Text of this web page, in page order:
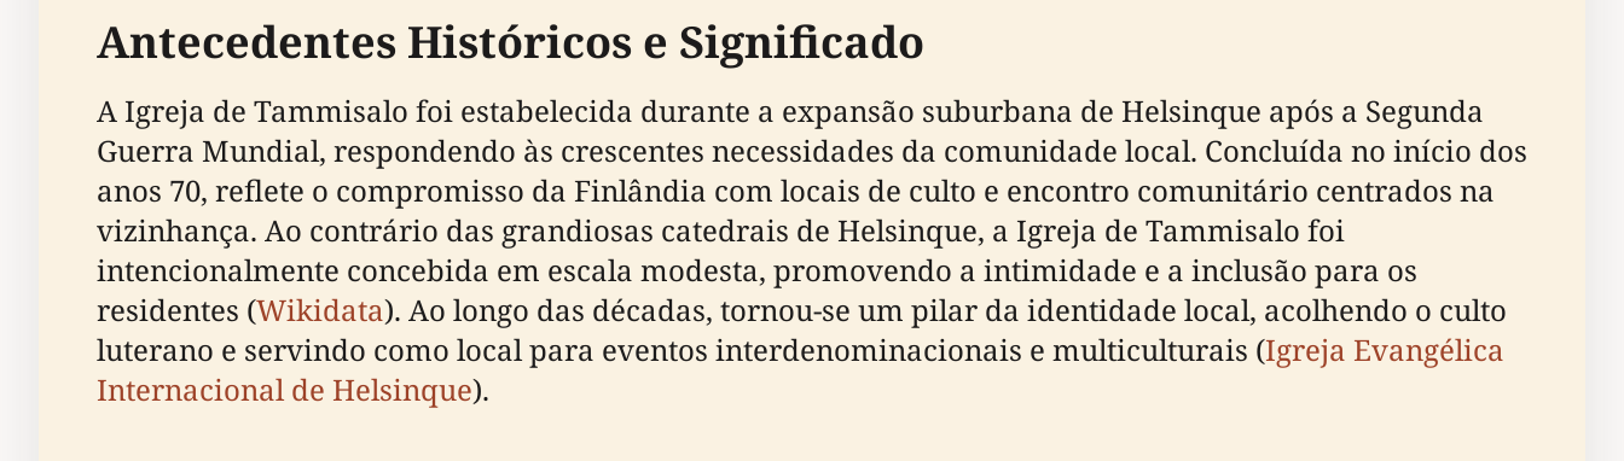
Antecedentes Históricos e Significado
A Igreja de Tammisalo foi estabelecida durante a expansão suburbana de Helsinque após a Segunda
Guerra Mundial, respondendo às crescentes necessidades da comunidade local. Concluída no início dos
anos 70, reflete o compromisso da Finlândia com locais de culto e encontro comunitário centrados na
vizinhança. Ao contrário das grandiosas catedrais de Helsinque, a Igreja de Tammisalo foi
intencionalmente concebida em escala modesta, promovendo a intimidade e a inclusão para os
residentes (Wikidata). Ao longo das décadas, tornou-se um pilar da identidade local, acolhendo o culto
luterano e servindo como local para eventos interdenominacionais e multiculturais (Igreja Evangélica
Internacional de Helsinque).